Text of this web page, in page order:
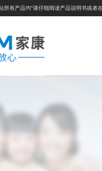
所有产品均“请仔细阅读产品说明书或